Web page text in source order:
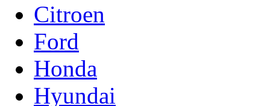
Citroen
Ford
Honda
Hyundai